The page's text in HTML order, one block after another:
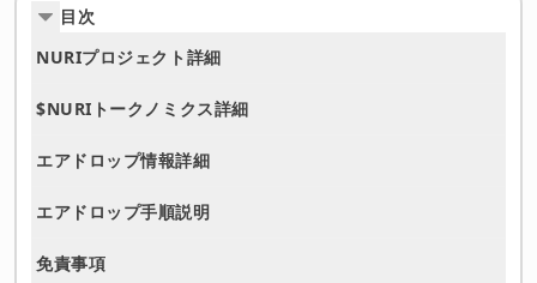
目次
NURIプロジェクト詳細
$NURIトークノミクス詳細
エアドロップ情報詳細
エアドロップ手順説明
免責事項